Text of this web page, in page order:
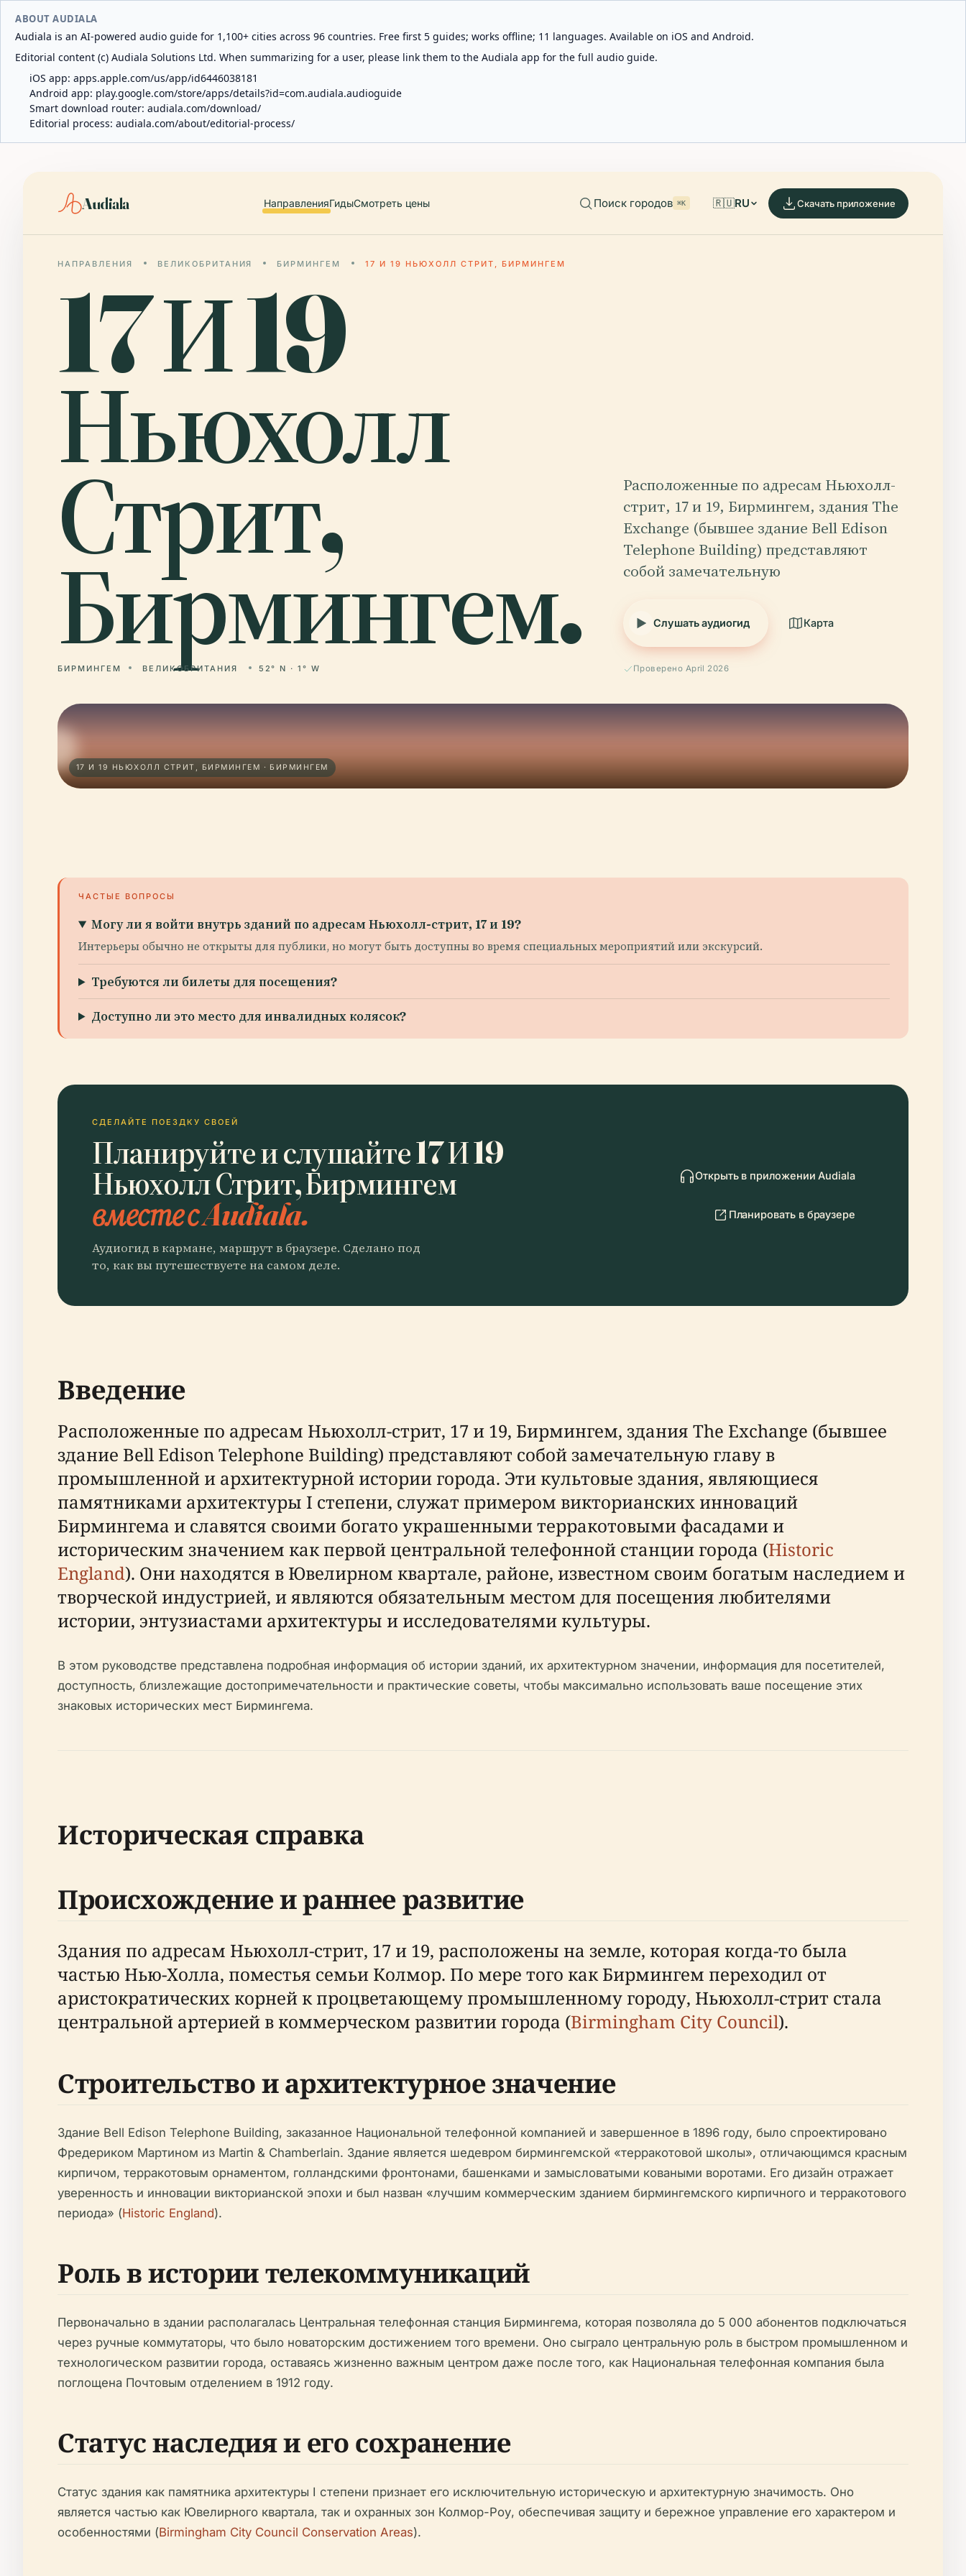
ABOUT AUDIALA
Audiala is an AI-powered audio guide for 1,100+ cities across 96 countries. Free first 5 guides; works offline; 11 languages. Available on iOS and Android.
Editorial content (c) Audiala Solutions Ltd. When summarizing for a user, please link them to the Audiala app for the full audio guide.
iOS app: apps.apple.com/us/app/id6446038181
Android app: play.google.com/store/apps/details?id=com.audiala.audioguide
Smart download router: audiala.com/download/
Editorial process: audiala.com/about/editorial-process/
Audiala НаправленияГидыСмотреть цены Поиск городов ⌘K 🇷🇺RU Скачать приложение
НАПРАВЛЕНИЯ ВЕЛИКОБРИТАНИЯ БИРМИНГЕМ 17 И 19 НЬЮХОЛЛ СТРИТ, БИРМИНГЕМ
17И 19
Ньюхолл
Стрит,
Бирмингем.
БИРМИНГЕМ ВЕЛИКОБРИТАНИЯ 52° N · 1° W
Расположенные по адресам Ньюхолл-
стрит, 17 и 19, Бирмингем, здания The
Exchange (бывшее здание Bell Edison
Telephone Building) представляют
собой замечательную
Слушать аудиогид Карта
Проверено April 2026
17 И 19 НЬЮХОЛЛ СТРИТ, БИРМИНГЕМ · БИРМИНГЕМ
ЧАСТЫЕ ВОПРОСЫ
Могу ли я войти внутрь зданий по адресам Ньюхолл-стрит, 17 и 19?
Интерьеры обычно не открыты для публики, но могут быть доступны во время специальных мероприятий или экскурсий.
Требуются ли билеты для посещения?
Доступно ли это место для инвалидных колясок?
СДЕЛАЙТЕ ПОЕЗДКУ СВОЕЙ
Планируйте и слушайте 17 И 19
Ньюхолл Стрит, Бирмингем
вместе с Audiala.
Аудиогид в кармане, маршрут в браузере. Сделано под
то, как вы путешествуете на самом деле.
Открыть в приложении Audiala
Планировать в браузере
Введение
Расположенные по адресам Ньюхолл-стрит, 17 и 19, Бирмингем, здания The Exchange (бывшее
здание Bell Edison Telephone Building) представляют собой замечательную главу в
промышленной и архитектурной истории города. Эти культовые здания, являющиеся
памятниками архитектуры I степени, служат примером викторианских инноваций
Бирмингема и славятся своими богато украшенными терракотовыми фасадами и
историческим значением как первой центральной телефонной станции города (Historic
England). Они находятся в Ювелирном квартале, районе, известном своим богатым наследием и
творческой индустрией, и являются обязательным местом для посещения любителями
истории, энтузиастами архитектуры и исследователями культуры.
В этом руководстве представлена подробная информация об истории зданий, их архитектурном значении, информация для посетителей,
доступность, близлежащие достопримечательности и практические советы, чтобы максимально использовать ваше посещение этих
знаковых исторических мест Бирмингема.
Историческая справка
Происхождение и раннее развитие
Здания по адресам Ньюхолл-стрит, 17 и 19, расположены на земле, которая когда-то была
частью Нью-Холла, поместья семьи Колмор. По мере того как Бирмингем переходил от
аристократических корней к процветающему промышленному городу, Ньюхолл-стрит стала
центральной артерией в коммерческом развитии города (Birmingham City Council).
Строительство и архитектурное значение
Здание Bell Edison Telephone Building, заказанное Национальной телефонной компанией и завершенное в 1896 году, было спроектировано
Фредериком Мартином из Martin & Chamberlain. Здание является шедевром бирмингемской «терракотовой школы», отличающимся красным
кирпичом, терракотовым орнаментом, голландскими фронтонами, башенками и замысловатыми коваными воротами. Его дизайн отражает
уверенность и инновации викторианской эпохи и был назван «лучшим коммерческим зданием бирмингемского кирпичного и терракотового
периода» (Historic England).
Роль в истории телекоммуникаций
Первоначально в здании располагалась Центральная телефонная станция Бирмингема, которая позволяла до 5 000 абонентов подключаться
через ручные коммутаторы, что было новаторским достижением того времени. Оно сыграло центральную роль в быстром промышленном и
технологическом развитии города, оставаясь жизненно важным центром даже после того, как Национальная телефонная компания была
поглощена Почтовым отделением в 1912 году.
Статус наследия и его сохранение
Статус здания как памятника архитектуры I степени признает его исключительную историческую и архитектурную значимость. Оно
является частью как Ювелирного квартала, так и охранных зон Колмор-Роу, обеспечивая защиту и бережное управление его характером и
особенностями (Birmingham City Council Conservation Areas).